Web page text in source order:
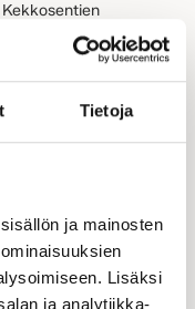
Tietoja
ja mainosten
Lisäksi
ja analytiikka-